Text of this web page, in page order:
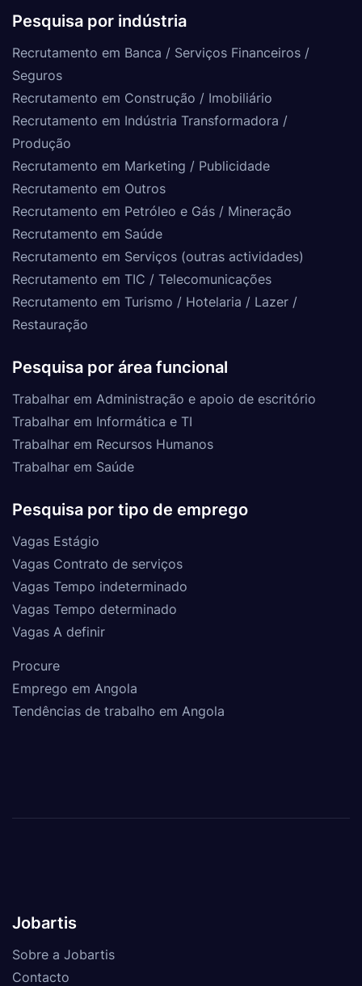
Pesquisa por indústria
Recrutamento em Banca / Serviços Financeiros /
Seguros
Recrutamento em Construção / Imobiliário
Recrutamento em Indústria Transformadora /
Produção
Recrutamento em Marketing / Publicidade
Recrutamento em Outros
Recrutamento em Petróleo e Gás / Mineração
Recrutamento em Saúde
Recrutamento em Serviços (outras actividades)
Recrutamento em TIC / Telecomunicações
Recrutamento em Turismo / Hotelaria / Lazer /
Restauração
Pesquisa por área funcional
Trabalhar em Administração e apoio de escritório
Trabalhar em Informática e TI
Trabalhar em Recursos Humanos
Trabalhar em Saúde
Pesquisa por tipo de emprego
Vagas Estágio
Vagas Contrato de serviços
Vagas Tempo indeterminado
Vagas Tempo determinado
Vagas A definir
Procure
Emprego em Angola
Tendências de trabalho em Angola
Jobartis
Sobre a Jobartis
Contacto